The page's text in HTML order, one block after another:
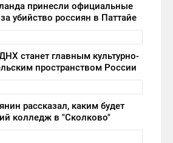
принесли официальные
убийство россиян в Паттайе
станет главным культурно-
пространством России
рассказал, каким будет
колледж в "Сколково"